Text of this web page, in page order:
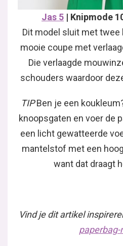
Jas 5 | Knipmode
Dit model sluit met twee
mooie coupe met
Die verlaagde
schouders waardoor
TIPBen je een
knoopsgaten en voer de
een licht gewatteerde
mantelstof met een
want dat draagt
Vind je dit artikel
paperbag-